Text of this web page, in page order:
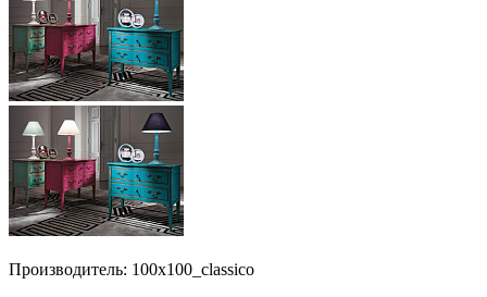
Производитель: 100x100_classico